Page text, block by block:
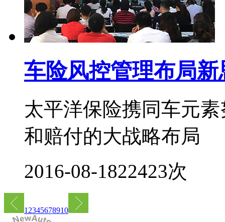
车险风控管理布局
太平洋保险携同车元
和赔付的大战略布局
2016-08-1822423次
1 2345678910